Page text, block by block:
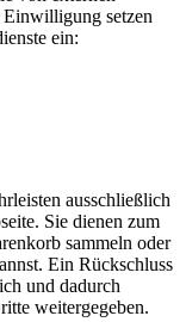
setzen
ein:
ausschließlich
Sie dienen zum
sammeln oder
Ein Rückschluss
und dadurch
weitergegeben.